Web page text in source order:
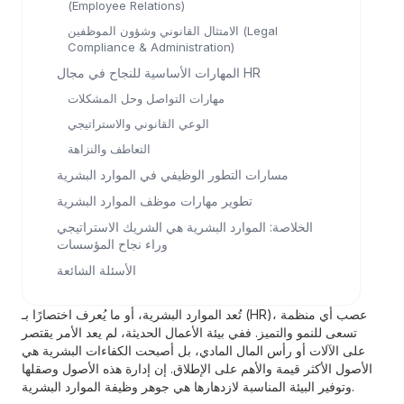
(Employee Relations)
الامتثال القانوني وشؤون الموظفين (Legal
Compliance & Administration)
المهارات الأساسية للنجاح في مجال HR
مهارات التواصل وحل المشكلات
الوعي القانوني والاستراتيجي
التعاطف والنزاهة
مسارات التطور الوظيفي في الموارد البشرية
تطوير مهارات موظف الموارد البشرية
الخلاصة: الموارد البشرية هي الشريك الاستراتيجي
وراء نجاح المؤسسات
الأسئلة الشائعة
تُعد الموارد البشرية، أو ما يُعرف اختصارًا بـ (HR)، عصب أي منظمة
تسعى للنمو والتميز. ففي بيئة الأعمال الحديثة، لم يعد الأمر يقتصر
على الآلات أو رأس المال المادي، بل أصبحت الكفاءات البشرية هي
الأصول الأكثر قيمة والأهم على الإطلاق. إن إدارة هذه الأصول وصقلها
وتوفير البيئة المناسبة لازدهارها هي جوهر وظيفة الموارد البشرية.